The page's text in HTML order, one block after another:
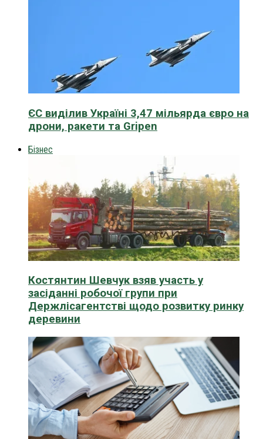
ЄС виділив Україні 3,47 мільярда євро на
дрони, ракети та Gripen
Бізнес
Костянтин Шевчук взяв участь у
засіданні робочої групи при
Держлісагентстві щодо розвитку ринку
деревини